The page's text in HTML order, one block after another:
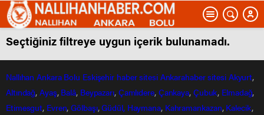
Seçtiğiniz filtreye uygun içerik bulunamadı.
Nallıhan Ankara Bolu Eskişehir haber sitesi Ankarahabersitesi Akyurt,
Altındağ,Ayaş, Balâ, Beypazarı, Çamlıdere, Çankaya, Çubuk, Elmadağ,
Etimesgut, Evren,Gölbaşı,Güdül, Haymana, Kahramankazan, Kalecik,